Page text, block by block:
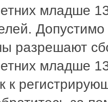
младше
разрешают
младше
к